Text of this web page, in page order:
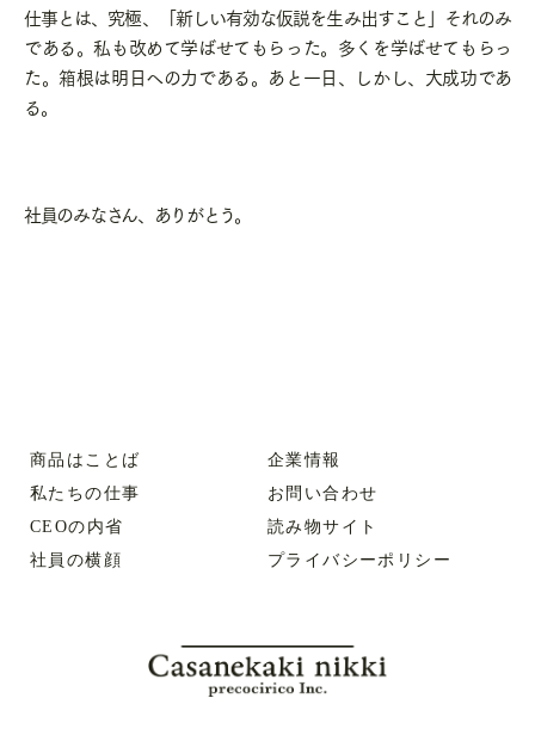
仕事とは、究極、「新しい有効な仮説を生み出すこと」それのみ
である。私も改めて学ばせてもらった。多くを学ばせてもらっ
た。箱根は明日への力である。あと一日、しかし、大成功であ
る。
社員のみなさん、ありがとう。
商品はことば
私たちの仕事
CEOの内省
社員の横顔
企業情報
お問い合わせ
読み物サイト
プライバシーポリシー